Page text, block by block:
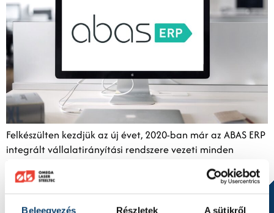
Beleegyezés Részletek A sütikről
Felkészülten kezdjük az új évet, 2020-ban már az ABAS ERP
integrált vállalatirányítási rendszere vezeti minden
lépésünket.